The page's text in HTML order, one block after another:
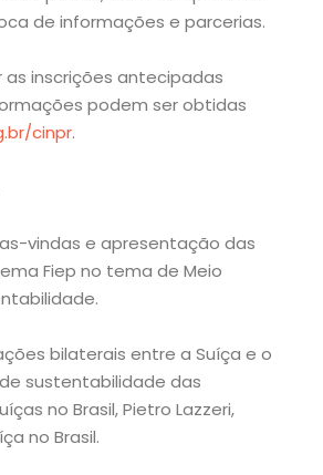
de informações e parcerias.
as inscrições antecipadas
podem ser obtidas
cinpr.
vindas e apresentação das
Fiep no tema de Meio
bilaterais entre a Suíça e o
sustentabilidade das
no Brasil, Pietro Lazzeri,
no Brasil.